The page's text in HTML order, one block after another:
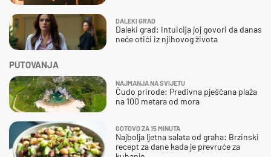
DALEKI GRAD
Daleki grad: Intuicija joj govori da danas
neće otići iz njihovog života
PUTOVANJA
NAJMANJA NA SVIJETU
Čudo prirode: Predivna pješčana plaža
na 100 metara od mora
GOTOVO ZA 15 MINUTA
Najbolja ljetna salata od graha: Brzinski
recept za dane kada je prevruće za